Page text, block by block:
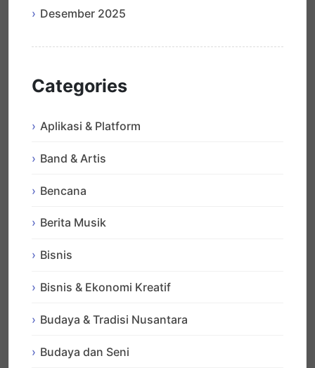
Desember 2025
Categories
Aplikasi & Platform
Band & Artis
Bencana
Berita Musik
Bisnis
Bisnis & Ekonomi Kreatif
Budaya & Tradisi Nusantara
Budaya dan Seni